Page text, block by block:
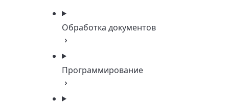
Обработка документов
Программирование